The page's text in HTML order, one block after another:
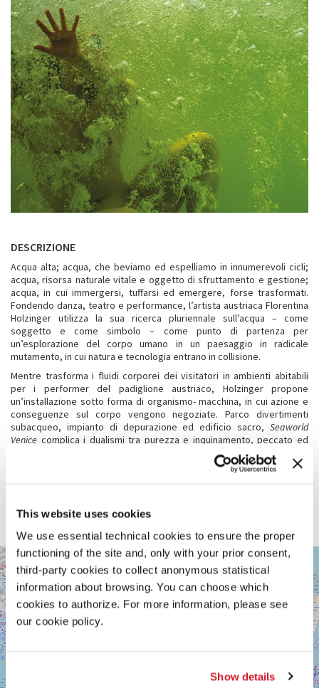
This website uses cookies
We use essential technical cookies to ensure the proper
functioning of the site and, only with your prior consent,
third-party cookies to collect anonymous statistical
information about browsing. You can choose which
cookies to authorize. For more information, please see
our cookie policy.
Show details
DESCRIZIONE
Acqua alta; acqua, che beviamo ed espelliamo in innumerevoli cicli;
acqua, risorsa naturale vitale e oggetto di sfruttamento e gestione;
acqua, in cui immergersi, tuffarsi ed emergere, forse trasformati.
Fondendo danza, teatro e performance, l’artista austriaca Florentina
Holzinger utilizza la sua ricerca pluriennale sull’acqua – come
soggetto e come simbolo – come punto di partenza per
un’esplorazione del corpo umano in un paesaggio in radicale
mutamento, in cui natura e tecnologia entrano in collisione.
Mentre trasforma i fluidi corporei dei visitatori in ambienti abitabili
per i performer del padiglione austriaco, Holzinger propone
un’installazione sotto forma di organismo- macchina, in cui azione e
conseguenze sul corpo vengono negoziate. Parco divertimenti
subacqueo, impianto di depurazione ed edificio sacro, Seaworld
Venice complica i dualismi tra purezza e inquinamento, peccato ed
espiazione, rendendo visibili i rifiuti sottratti allo sguardo.
In un (eco)sistema fuori controllo, i rituali sono ritenuti necessari per
che guidano verso il futuro. “I live in your piss. Whose wet dream is
GIARDINI